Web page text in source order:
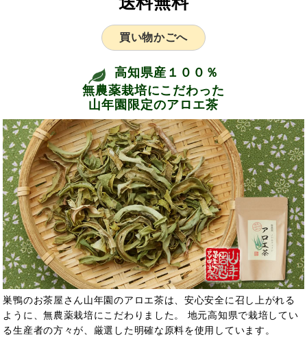
買い物かごへ
高知県産１００％
無農薬栽培にこだわった
山年園限定のアロエ茶
巣鴨のお茶屋さん山年園のアロエ茶は、安心安全に召し上がれる
ように、無農薬栽培にこだわりました。 地元高知県で栽培してい
る生産者の方々が、厳選した明確な原料を使用しています。